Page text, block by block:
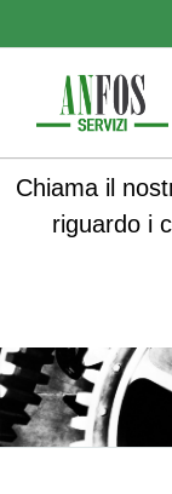
Chiama il
riguardo i